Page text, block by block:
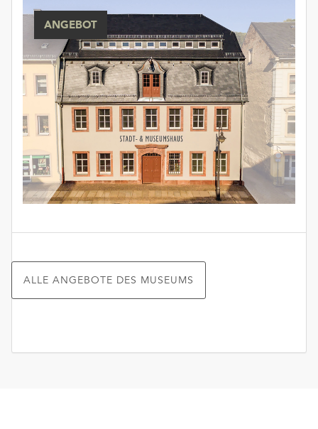
ANGEBOT
ALLE ANGEBOTE DES MUSEUMS